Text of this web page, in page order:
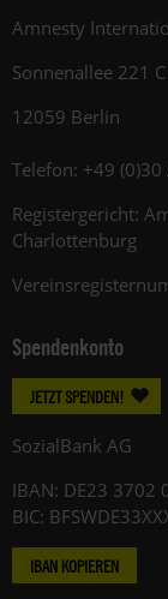
Amnesty
Sonnenallee 221 C
12059 Berlin
Telefon: +49
Registergericht:
Charlottenburg
Spendenkonto
JETZT SPENDEN!
SozialBank AG
IBAN: DE23 3702
BIC:
IBAN KOPIEREN